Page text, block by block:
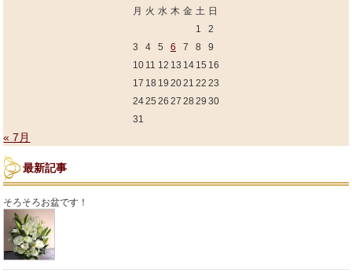
月 火 水 木 金 土 日
1
2
3
4 5 6 7 8
9
10 11 12 13 14 15 16
17 18 19 2021 22 23
2425 26 27 28 29 30
31
« 7月
最新記事
そろそろお盆です！